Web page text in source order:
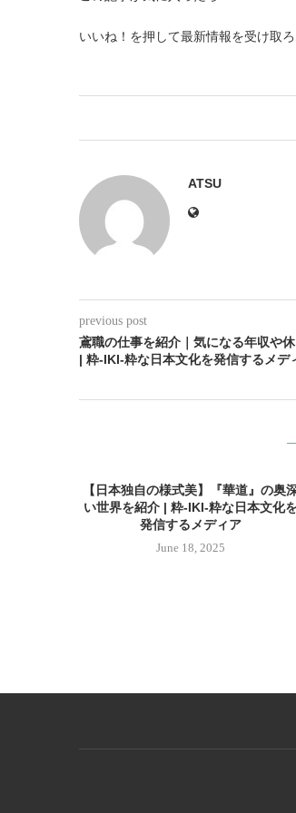
いいね！を押して最新情報を受け取ろ
ATSU
previous post
鳶職の仕事を紹介｜気になる年収や
| 粋-IKI-粋な日本文化を発信するメデ
【日本独自の様式美】『華道』の奥
い世界を紹介 | 粋-IKI-粋な日本文化
発信するメディア
June 18, 2025